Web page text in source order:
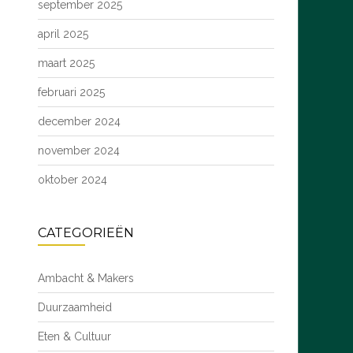
september 2025
april 2025
maart 2025
februari 2025
december 2024
november 2024
oktober 2024
CATEGORIEËN
Ambacht & Makers
Duurzaamheid
Eten & Cultuur